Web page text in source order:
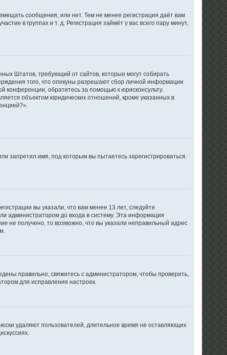
сообщения, или нет. Тем не менее регистрация даёт вам
в группах и т. д. Регистрация займёт у вас всего пару минут,
Штатов, требующий от сайтов, которые могут собирать
того, что опекуны разрешают сбор личной информации
конференции, обратитесь за помощью к юрисконсульту.
объектом юридических отношений, кроме указанных в
запретил имя, под которым вы пытаетесь зарегистрироваться.
вы указали, что вам менее 13 лет, следуйте
администратором до входа в систему. Эта информация
не получено, то возможно, что вы указали неправильный адрес
правильно, свяжитесь с администратором, чтобы проверить,
для исправления настроек.
удаляют пользователей, длительное время не оставляющих